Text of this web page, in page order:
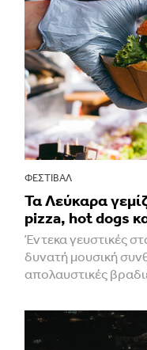
ΦΕΣΤΙΒΑΛ
Τα Λεύκαρα
pizza, hot dogs
Έντεκα γευστικές
δυνατή μουσική
απολαυστικές